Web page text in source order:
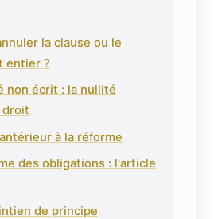
la clause ou le
entier ?
non écrit : la nullité
droit
à la réforme
des obligations : l'article
de principe